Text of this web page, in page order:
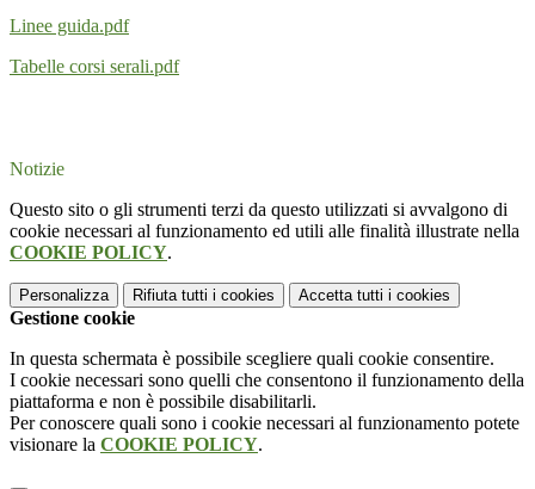
Linee guida.pdf
Tabelle corsi serali.pdf
Notizie
Questo sito o gli strumenti terzi da questo utilizzati si avvalgono di
cookie necessari al funzionamento ed utili alle finalità illustrate nella
COOKIE POLICY.
Personalizza Rifiuta tutti i cookies Accetta tutti i cookies
Gestione cookie
In questa schermata è possibile scegliere quali cookie consentire.
I cookie necessari sono quelli che consentono il funzionamento della
piattaforma e non è possibile disabilitarli.
Per conoscere quali sono i cookie necessari al funzionamento potete
visionare la COOKIE POLICY.